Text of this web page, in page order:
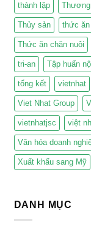
thành lập
Thủy sản thức ăn
Thức ăn chăn nuôi
tri-an Tập huấn
tổng kết vietnhat
Viet Nhat Group
vietnhatjsc việt
Văn hóa doanh
Xuất khẩu sang Mỹ
DANH MỤC